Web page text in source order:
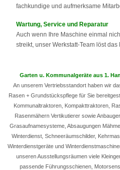
fachkundige und aufmerksame
Wartung, Service und Reparatur
Auch wenn Ihre Maschine einmal
streikt, unser Werkstatt-Team löst das
Garten u. Kommunalgeräte aus 1.
An unserem Vertriebsstandort haben wir
Rasen + Grundstückspflege für Sie
Kommunaltraktoren, Kompakttraktoren,
Rasenmähern Vertikutierer sowie
Grasaufnamesysteme, Absaugungen
Winterdienst, Schneeräumschilder,
Winterdienstgeräte und
unseren Ausstellungsräumen viele
passende Führungsschienen,